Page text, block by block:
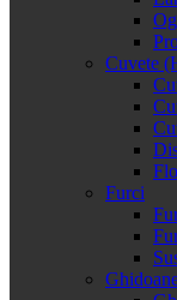
Cuvete
Furci